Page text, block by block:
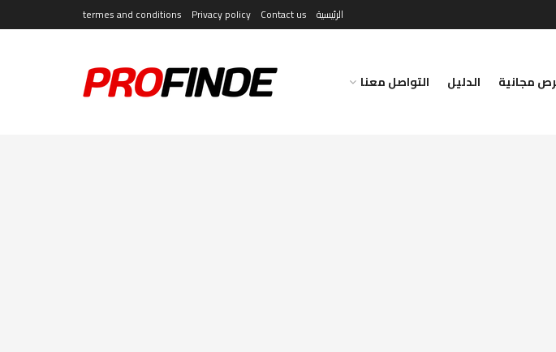
الرئيسية Contact us
Privacy policy
termes and conditions
مجانية الدليل التواصل معنا